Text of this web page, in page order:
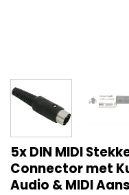
5x DIN MIDI
Connector met
Audio & MIDI